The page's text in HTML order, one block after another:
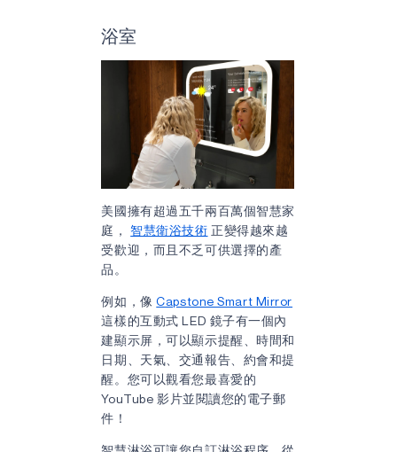
浴室
美國擁有超過五千兩百萬個智慧家
庭，智慧衛浴技術 正變得越來越
受歡迎，而且不乏可供選擇的產
品。
例如，像Capstone Smart Mirror
這樣的互動式 LED 鏡子有一個內
建顯示屏，可以顯示提醒、時間和
日期、天氣、交通報告、約會和提
醒。您可以觀看您最喜愛的
YouTube 影片並閱讀您的電子郵
件！